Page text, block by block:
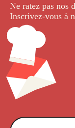
Ne ratez pas nos
Inscrivez-vous à